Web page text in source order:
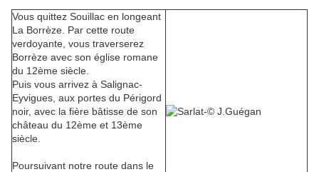
Vous quittez Souillac en longeant
La Borrèze. Par cette route
verdoyante, vous traverserez
Borrèze avec son église romane
du 12ème siècle.
Puis vous arrivez à Salignac-
Eyvigues, aux portes du Périgord
noir, avec la fière bâtisse de son
château du 12ème et 13ème
siècle.
Poursuivant notre route dans le